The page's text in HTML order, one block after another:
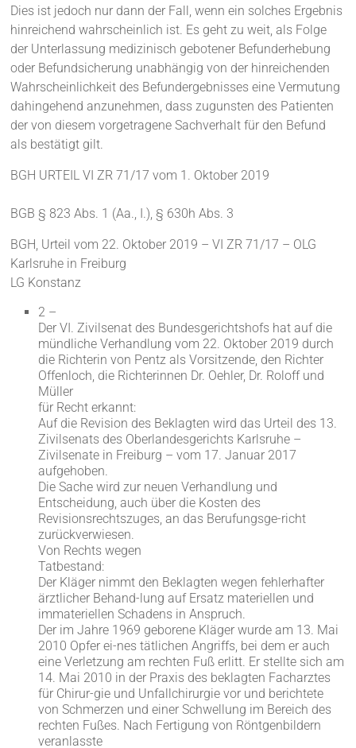
Dies ist jedoch nur dann der Fall, wenn ein solches Ergebnis
hinreichend wahrscheinlich ist. Es geht zu weit, als Folge
der Unterlassung medizinisch gebotener Befunderhebung
oder Befundsicherung unabhängig von der hinreichenden
Wahrscheinlichkeit des Befundergebnisses eine Vermutung
dahingehend anzunehmen, dass zugunsten des Patienten
der von diesem vorgetragene Sachverhalt für den Befund
als bestätigt gilt.
BGH URTEIL VI ZR 71/17 vom 1. Oktober 2019
BGB § 823 Abs. 1 (Aa., I.), § 630h Abs. 3
BGH, Urteil vom 22. Oktober 2019 – VI ZR 71/17 – OLG
Karlsruhe in Freiburg
LG Konstanz
2 –
Der VI. Zivilsenat des Bundesgerichtshofs hat auf die
mündliche Verhandlung vom 22. Oktober 2019 durch
die Richterin von Pentz als Vorsitzende, den Richter
Offenloch, die Richterinnen Dr. Oehler, Dr. Roloff und
Müller
für Recht erkannt:
Auf die Revision des Beklagten wird das Urteil des 13.
Zivilsenats des Oberlandesgerichts Karlsruhe –
Zivilsenate in Freiburg – vom 17. Januar 2017
aufgehoben.
Die Sache wird zur neuen Verhandlung und
Entscheidung, auch über die Kosten des
Revisionsrechtszuges, an das Berufungsge-richt
zurückverwiesen.
Von Rechts wegen
Tatbestand:
Der Kläger nimmt den Beklagten wegen fehlerhafter
ärztlicher Behand-lung auf Ersatz materiellen und
immateriellen Schadens in Anspruch.
Der im Jahre 1969 geborene Kläger wurde am 13. Mai
2010 Opfer ei-nes tätlichen Angriffs, bei dem er auch
eine Verletzung am rechten Fuß erlitt. Er stellte sich am
14. Mai 2010 in der Praxis des beklagten Facharztes
für Chirur-gie und Unfallchirurgie vor und berichtete
von Schmerzen und einer Schwellung im Bereich des
rechten Fußes. Nach Fertigung von Röntgenbildern
veranlasste